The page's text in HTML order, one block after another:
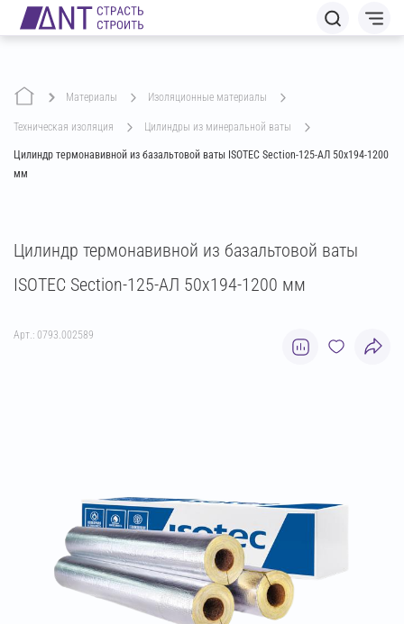
Материалы изоляционные материалы
техническая изоляция цилиндры из минеральной ваты
Цилиндр термонавивной из базальтовой ваты ISOTEC Section-125-АЛ 50х194-1200
мм
Цилиндр термонавивной из базальтовой ваты
ISOTEC Section-125-АЛ 50х194-1200 мм
Арт.: 0793.002589